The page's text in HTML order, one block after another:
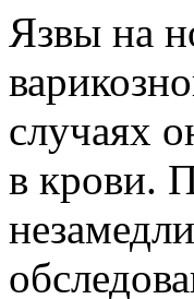
Язвы на
случаях
в крови.